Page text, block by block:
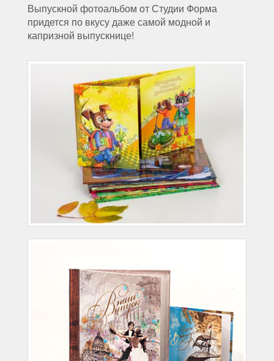
Выпускной фотоальбом от Студии Форма
придется по вкусу даже самой модной и
капризной выпускнице!